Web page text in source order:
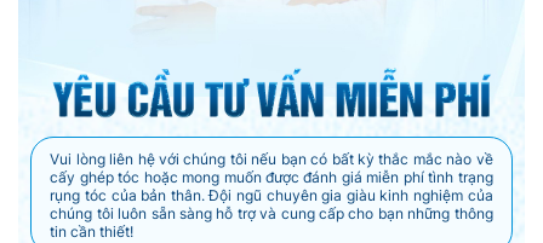
Vui lòng liên hệ với chúng tôi nếu bạn có bất kỳ thắc mắc nào về
cấy ghép tóc hoặc mong muốn được đánh giá miễn phí tình trạng
rụng tóc của bản thân. Đội ngũ chuyên gia giàu kinh nghiệm của
chúng tôi luôn sẵn sàng hỗ trợ và cung cấp cho bạn những thông
tin cần thiết!